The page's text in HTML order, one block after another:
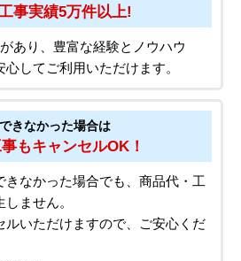
事実績5万件以上!
あり、豊富な経験とノウハウ
してご利用いただけます。
きなかった場合は
もキャンセルOK！
きなかった場合でも、商品代・工
ません。
ルいただけますので、ご安心くだ